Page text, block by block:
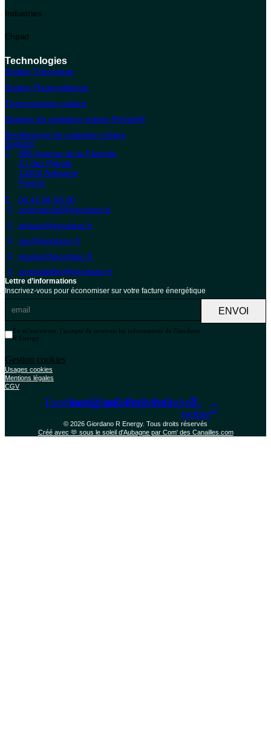
Industries
Ehpad
Technologies
Solaire Thermique
Solaire Photovoltaique
Thermosiphon solaire
Nappes de captation solaire Polytub®
Revêtement de captation solaire
Soltub®
880 Avenue de la Fleuride
Z.I des Paluds
13400 Aubagne
France
04 42 84 58 00
commercial@giordano.fr
achats@giordano.fr
sav@giordano.fr
etudes@giordano.fr
comptabilite@giordano.fr
Lettre d’informations
Inscrivez-vous pour économiser sur votre facture énergétique
En m'inscrivant, j'accepte de recevoir les informations de Giordano
R Energy
ENVOI
Gestion cookies
Usages cookies
Mentions légales
CGV
FacebookInstagramLinkedinPinterestYoutubeX-
twitter
© 2026 Giordano R Energy. Tous droits réservés
Créé avec 🫶 sous le soleil d'Aubagne par Com' des Canailles.com